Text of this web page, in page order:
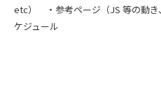
etc） ・参考ページ（JS 等の動
ケジュール